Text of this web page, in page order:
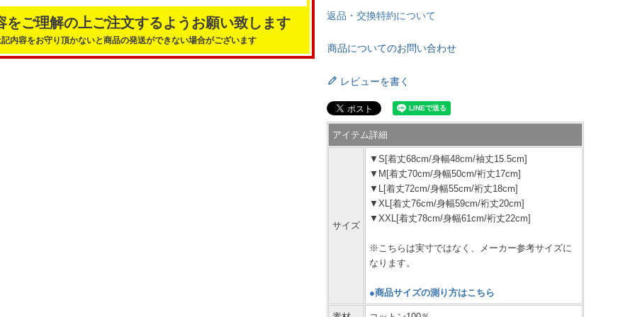
をご理解の上ご注文するようお願い致します
内容をお守り頂かないと商品の発送ができない場合がございます
返品・交換特約について
商品についてのお問い合わせ
レビューを書く
アイテム詳細
サイズ
▼S[着丈68cm/身幅48cm/袖丈15.5cm]
▼M[着丈70cm/身幅50cm/裄丈17cm]
▼L[着丈72cm/身幅55cm/裄丈18cm]
▼XL[着丈76cm/身幅59cm/裄丈20cm]
▼XXL[着丈78cm/身幅61cm/裄丈22cm]
※こちらは実寸ではなく、メーカー参考サイズに
なります。
●商品サイズの測り方はこちら